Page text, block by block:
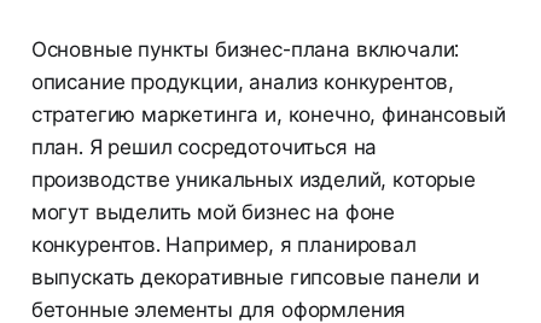
Основные пункты бизнес-плана включали:
описание продукции, анализ конкурентов,
стратегию маркетинга и, конечно, финансовый
план. Я решил сосредоточиться на
производстве уникальных изделий, которые
могут выделить мой бизнес на фоне
конкурентов. Например, я планировал
выпускать декоративные гипсовые панели и
бетонные элементы для оформления